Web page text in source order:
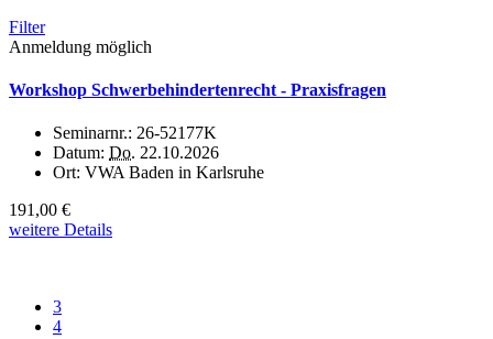
Filter
Anmeldung möglich
Workshop Schwerbehindertenrecht - Praxisfragen
Seminarnr.: 26-52177K
Datum: Do. 22.10.2026
Ort: VWA Baden in Karlsruhe
191,00 €
weitere Details
3
4